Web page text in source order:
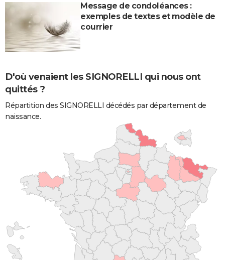
Message de condoléances :
exemples de textes et modèle de
courrier
D'où venaient les SIGNORELLI qui nous ont
quittés ?
Répartition des SIGNORELLI décédés par département de
naissance.